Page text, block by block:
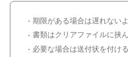
期限がある場合は遅れない
書類はクリアファイルに挟
必要な場合は送付状を付ける